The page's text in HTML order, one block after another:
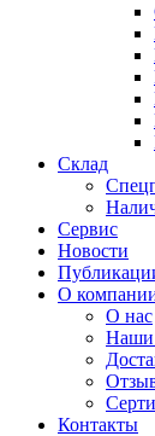
Склад
Сервис
Новости
О
О нас
Наши
Контакты